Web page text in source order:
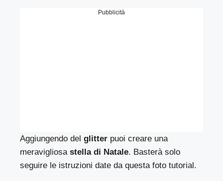
Pubblicità
Aggiungendo delglitter puoi creare una
meravigliosa stella di Natale. Basterà solo
seguire le istruzioni date da questa foto tutorial.